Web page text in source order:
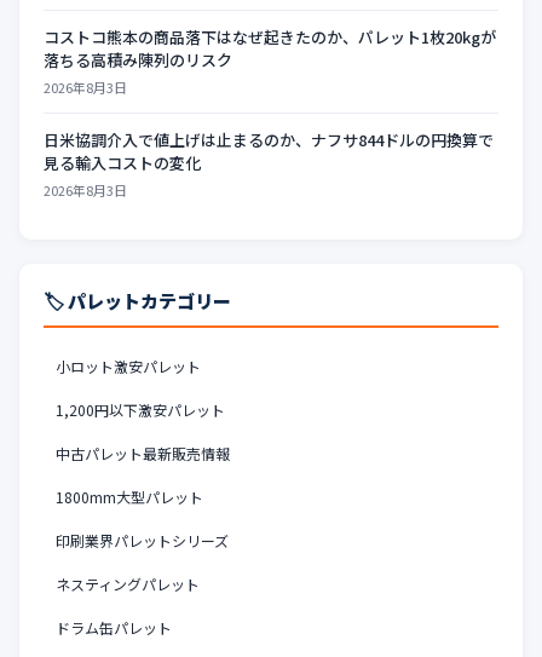
コストコ熊本の商品落下はなぜ起きたのか、パレット1枚20kgが
落ちる高積み陳列のリスク
2026年8月3日
日米協調介入で値上げは止まるのか、ナフサ844ドルの円換算で
見る輸入コストの変化
2026年8月3日
🏷️ パレットカテゴリー
小ロット激安パレット
1,200円以下激安パレット
中古パレット最新販売情報
1800mm大型パレット
印刷業界パレットシリーズ
ネスティングパレット
ドラム缶パレット